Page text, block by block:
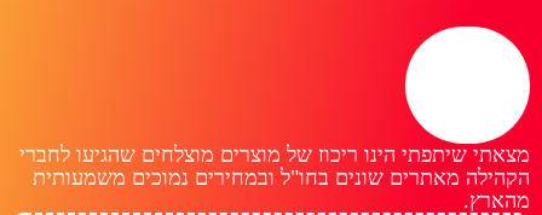
מצאתי שיתפתי הינו ריכוז של מוצרים מוצלחים שהגיעו לחברי
הקהילה מאתרים שונים בחו"ל ובמחירים נמוכים משמעותית
מהארץ.